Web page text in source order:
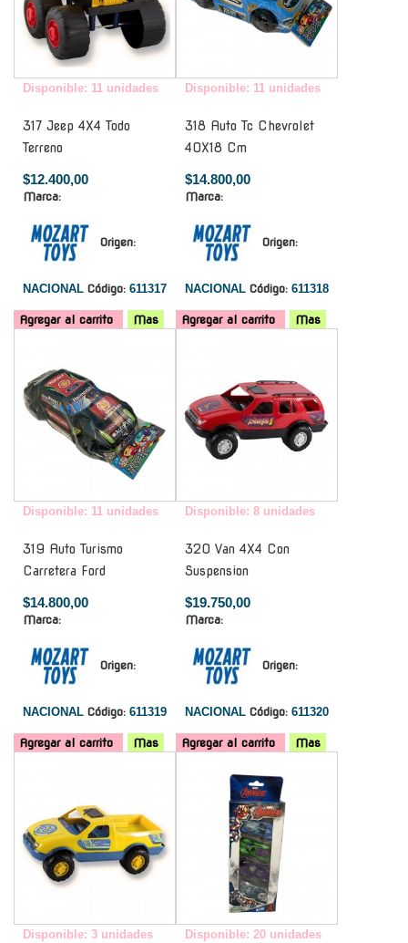
Disponible: 11 unidades
317 Jeep 4X4 Todo
Terreno
$12.400,00
Marca:
Origen:
NACIONAL Código: 611317
Agregar al carrito Mas
Disponible: 11 unidades
318 Auto Tc Chevrolet
40X18 Cm
$14.800,00
Marca:
Origen:
NACIONAL Código: 611318
Agregar al carrito
Mas
Disponible: 11 unidades
319 Auto Turismo
Carretera Ford
$14.800,00
Marca:
Origen:
NACIONAL Código: 611319
Agregar al carrito Mas
Disponible: 8 unidades
320 Van 4X4 Con
Suspension
$19.750,00
Marca:
Origen:
NACIONAL Código: 611320
Agregar al carrito
Mas
Disponible: 3 unidades Disponible: 20 unidades